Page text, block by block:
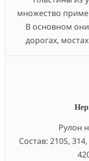
множество
В основном
дорогах,
статические
механических
не
Рулон
Состав: 210S,